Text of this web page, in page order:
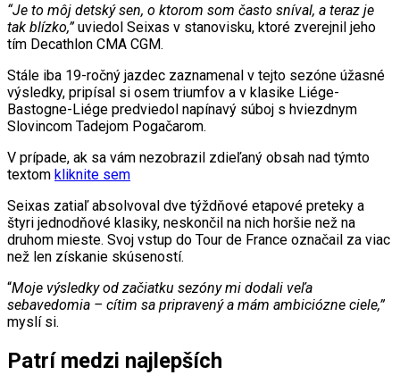
“Je to môj detský sen, o ktorom som často sníval, a teraz je
tak blízko,”uviedol Seixas v stanovisku, ktoré zverejnil jeho
tím Decathlon CMA CGM.
Stále iba 19-ročný jazdec zaznamenal v tejto sezóne úžasné
výsledky, pripísal si osem triumfov a v klasike Liége-
Bastogne-Liége predviedol napínavý súboj s hviezdnym
Slovincom Tadejom Pogačarom.
V prípade, ak sa vám nezobrazil zdieľaný obsah nad týmto
textom kliknite sem
Seixas zatiaľ absolvoval dve týždňové etapové preteky a
štyri jednodňové klasiky, neskončil na nich horšie než na
druhom mieste. Svoj vstup do Tour de France označail za viac
než len získanie skúseností.
“Moje výsledky od začiatku sezóny mi dodali veľa
sebavedomia – cítim sa pripravený a mám ambiciózne ciele,”
myslí si.
Patrí medzi najlepších